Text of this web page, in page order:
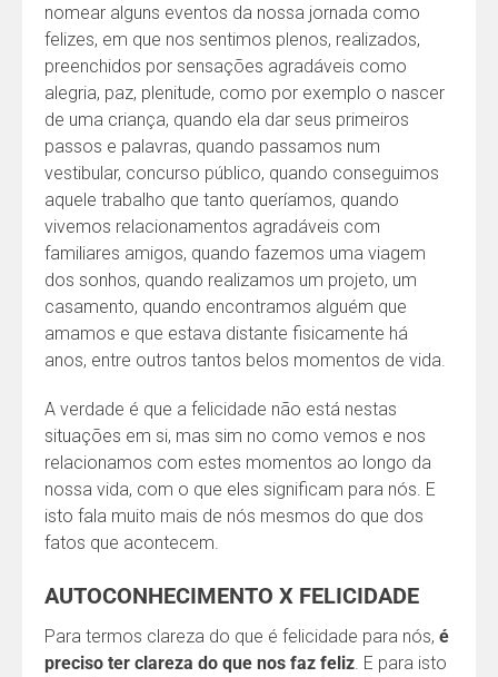
nomear alguns eventos da nossa jornada como
felizes, em que nos sentimos plenos, realizados,
preenchidos por sensações agradáveis como
alegria, paz, plenitude, como por exemplo o nascer
de uma criança, quando ela dar seus primeiros
passos e palavras, quando passamos num
vestibular, concurso público, quando conseguimos
aquele trabalho que tanto queríamos, quando
vivemos relacionamentos agradáveis com
familiares amigos, quando fazemos uma viagem
dos sonhos, quando realizamos um projeto, um
casamento, quando encontramos alguém que
amamos e que estava distante fisicamente há
anos, entre outros tantos belos momentos de vida.
A verdade é que a felicidade não está nestas
situações em si, mas sim no como vemos e nos
relacionamos com estes momentos ao longo da
nossa vida, com o que eles significam para nós. E
isto fala muito mais de nós mesmos do que dos
fatos que acontecem.
AUTOCONHECIMENTO X FELICIDADE
Para termos clareza do que é felicidade para nós, é
preciso ter clareza do que nos faz feliz . E para isto